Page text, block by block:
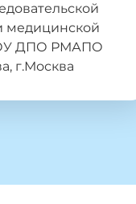
медицинской
ДПО РМАПО
г.Москва